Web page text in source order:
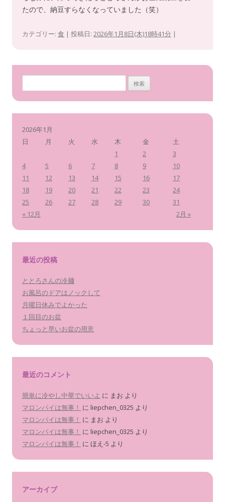
たので、納豆すらなくなっていました（笑）
カテゴリー: 食 | 投稿日: 2026年1月8日(木)18時41分 |
索
2026年1月
日
月 火 水 木 金 土
« 12月 2月 »
1 2
3
4
5 6 7 8 9
10
11
12 13 14 15 16
17
18
19 20 21 22 23
24
25
26 27 28 29 30 31
最近の投稿
ととろさんの冷麺
お風呂のドアはノックして
月曜日休みでよかった
１回目のお盆
ちょっと早いお盆の用意
最近のコメント
簡単に冷やし中華でいいよ に まお より
マロンパイは無事！ に liepchen_0325 より
マロンパイは無事！ に まお より
マロンパイは無事！ に liepchen_0325 より
マロンパイは無事！ に ほえ-5 より
アーカイブ